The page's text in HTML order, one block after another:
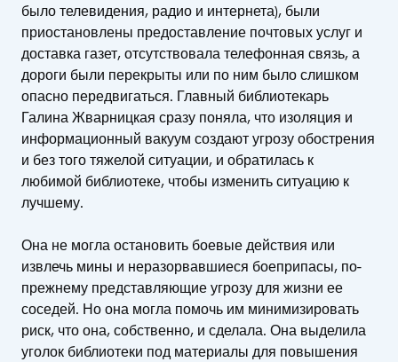
было телевидения, радио и интернета), были
приостановлены предоставление почтовых услуг и
доставка газет, отсутствовала телефонная связь, а
дороги были перекрыты или по ним было слишком
опасно передвигаться. Главный библиотекарь
Галина Жварницкая сразу поняла, что изоляция и
информационный вакуум создают угрозу обострения
и без того тяжелой ситуации, и обратилась к
любимой библиотеке, чтобы изменить ситуацию к
лучшему.
Она не могла остановить боевые действия или
извлечь мины и неразорвавшиеся боеприпасы, по-
прежнему представляющие угрозу для жизни ее
соседей. Но она могла помочь им минимизировать
риск, что она, собственно, и сделала. Она выделила
уголок библиотеки под материалы для повышения